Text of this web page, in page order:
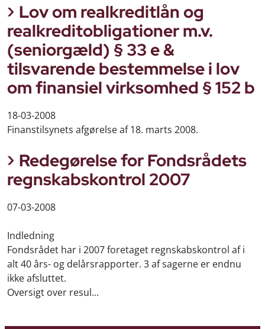
Lov om realkreditlån og
realkreditobligationer m.v.
(seniorgæld) § 33 e &
tilsvarende bestemmelse i lov
om finansiel virksomhed § 152 b
18-03-2008
Finanstilsynets afgørelse af 18. marts 2008.
Redegørelse for Fondsrådets
regnskabskontrol 2007
07-03-2008
Indledning
Fondsrådet har i 2007 foretaget regnskabskontrol af i
alt 40 års- og delårsrapporter. 3 af sagerne er endnu
ikke afsluttet.
Oversigt over resul...